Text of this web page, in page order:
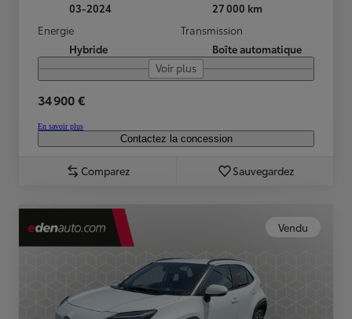
03-2024
27 000 km
Energie
Hybride
Transmission
Boîte automatique
Voir plus
34 900 €
En savoir plus
Contactez la concession
Comparez Sauvegardez
Vendu